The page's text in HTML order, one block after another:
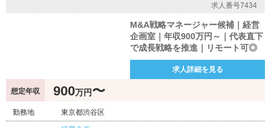
求人番号7434
M&A戦略マネージャー候補｜経営
企画室｜年収900万円～｜代表直下
で成長戦略を推進｜リモート可◎
求人詳細を見る
想定年収 900万円〜
勤務地 東京都渋谷区